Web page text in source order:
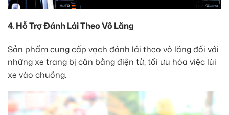
4. Hỗ Trợ Đánh Lái Theo Vô Lăng
Sản phẩm cung cấp vạch đánh lái theo vô lăng đối với
những xe trang bị cân bằng điện tử, tối ưu hóa việc lùi
xe vào chuồng.